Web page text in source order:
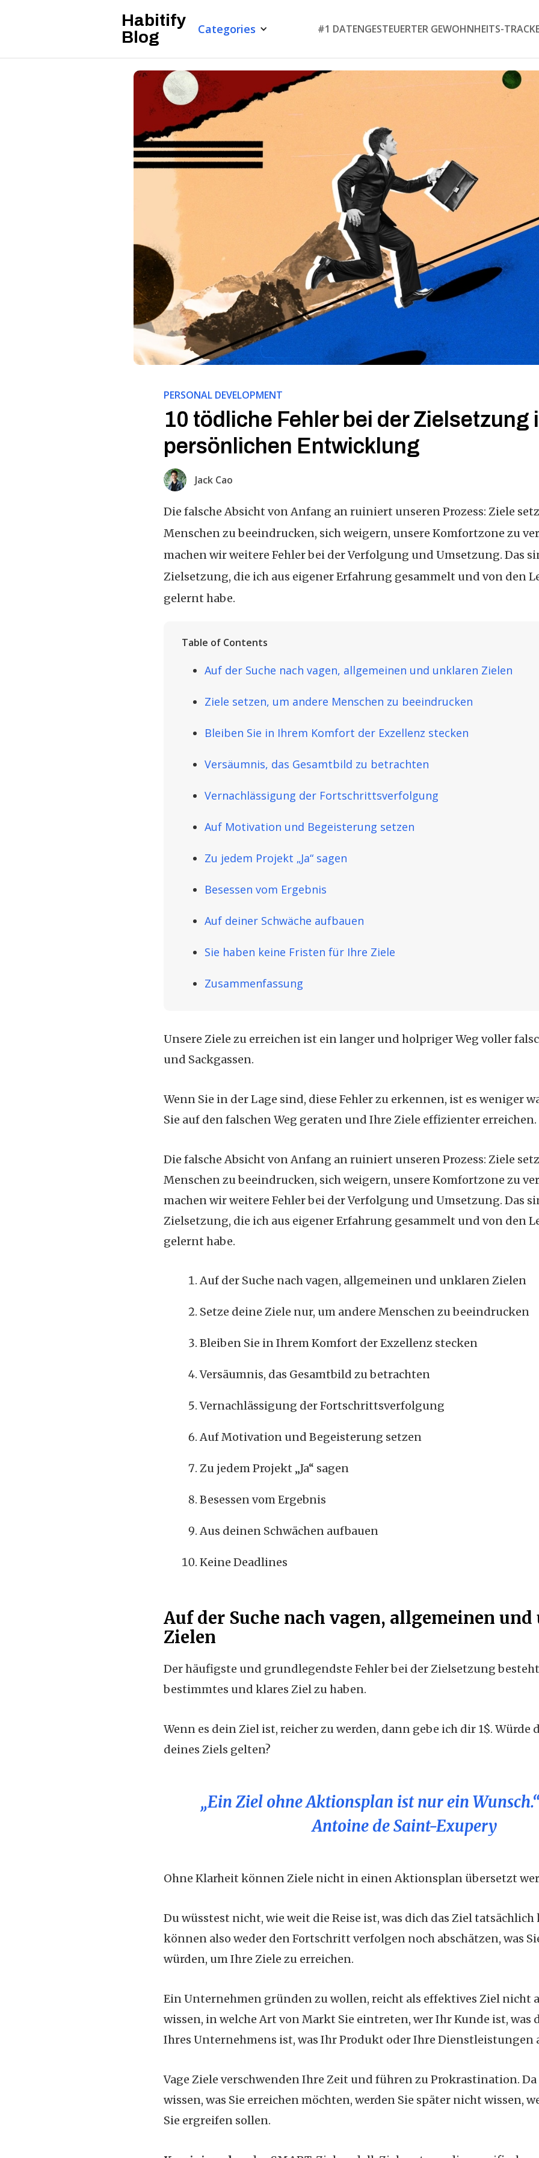
Habitify
Blog
Categories #1 DATENGESTEUERTER GEWOHNHEITS-
PERSONAL DEVELOPMENT
10 tödliche Fehler bei der Zielsetzung
persönlichen Entwicklung
Jack Cao
Die falsche Absicht von Anfang an ruiniert unseren Prozess: Ziele
Menschen zu beeindrucken, sich weigern, unsere Komfortzone zu
machen wir weitere Fehler bei der Verfolgung und Umsetzung. Das
Zielsetzung, die ich aus eigener Erfahrung gesammelt und von den
gelernt habe.
Table of Contents
Auf der Suche nach vagen, allgemeinen und unklaren Zielen
Ziele setzen, um andere Menschen zu beeindrucken
Bleiben Sie in Ihrem Komfort der Exzellenz stecken
Versäumnis, das Gesamtbild zu betrachten
Vernachlässigung der Fortschrittsverfolgung
Auf Motivation und Begeisterung setzen
Zu jedem Projekt „Ja“ sagen
Besessen vom Ergebnis
Auf deiner Schwäche aufbauen
Sie haben keine Fristen für Ihre Ziele
Zusammenfassung
Unsere Ziele zu erreichen ist ein langer und holpriger Weg voller
und Sackgassen.
Wenn Sie in der Lage sind, diese Fehler zu erkennen, ist es weniger
Sie auf den falschen Weg geraten und Ihre Ziele effizienter erreichen.
Die falsche Absicht von Anfang an ruiniert unseren Prozess: Ziele
Menschen zu beeindrucken, sich weigern, unsere Komfortzone zu
machen wir weitere Fehler bei der Verfolgung und Umsetzung. Das
Zielsetzung, die ich aus eigener Erfahrung gesammelt und von den
gelernt habe.
Auf der Suche nach vagen, allgemeinen und unklaren Zielen
Setze deine Ziele nur, um andere Menschen zu beeindrucken
Bleiben Sie in Ihrem Komfort der Exzellenz stecken
Versäumnis, das Gesamtbild zu betrachten
Vernachlässigung der Fortschrittsverfolgung
Auf Motivation und Begeisterung setzen
Zu jedem Projekt „Ja“ sagen
Besessen vom Ergebnis
Aus deinen Schwächen aufbauen
Keine Deadlines
Auf der Suche nach vagen, allgemeinen
Zielen
Der häufigste und grundlegendste Fehler bei der Zielsetzung
bestimmtes und klares Ziel zu haben.
Wenn es dein Ziel ist, reicher zu werden, dann gebe ich dir 1$. Würde
deines Ziels gelten?
„Ein Ziel ohne Aktionsplan ist nur ein
Antoine de Saint-Exupery
Ohne Klarheit können Ziele nicht in einen Aktionsplan übersetzt
Du wüsstest nicht, wie weit die Reise ist, was dich das Ziel tatsächlich
können also weder den Fortschritt verfolgen noch abschätzen, was
würden, um Ihre Ziele zu erreichen.
Ein Unternehmen gründen zu wollen, reicht als effektives Ziel nicht
wissen, in welche Art von Markt Sie eintreten, wer Ihr Kunde ist, was
Ihres Unternehmens ist, was Ihr Produkt oder Ihre Dienstleistungen
Vage Ziele verschwenden Ihre Zeit und führen zu Prokrastination.
wissen, was Sie erreichen möchten, werden Sie später nicht wissen,
Sie ergreifen sollen.